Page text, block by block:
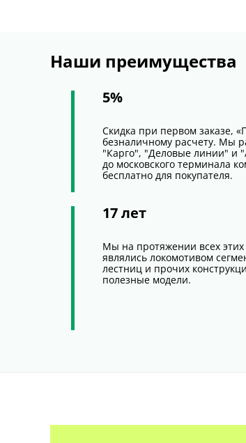
Наши преимущества
5%
Скидка при первом заказе,
безналичному расчету. Мы
"Карго", "Деловые линии" и
до московского терминала
бесплатно для покупателя.
17 лет
Мы на протяжении всех
являлись локомотивом
лестниц и прочих
полезные модели.